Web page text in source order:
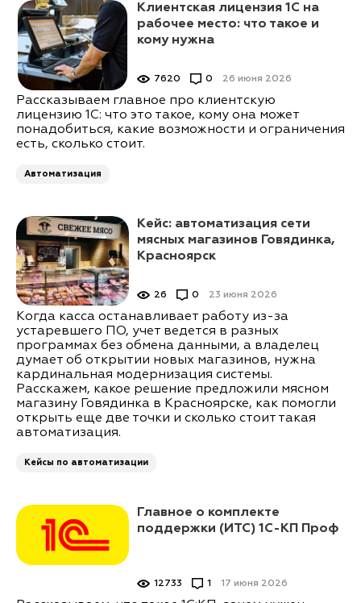
Клиентская лицензия 1С на
рабочее место: что такое и
кому нужна
26 июня 2026
7620 0
Рассказываем главное про клиентскую
лицензию 1С: что это такое, кому она может
понадобиться, какие возможности и ограничения
есть, сколько стоит.
Автоматизация
Кейс: автоматизация сети
мясных магазинов Говядинка,
Красноярск
23 июня 2026
26 0
Когда касса останавливает работу из-за
устаревшего ПО, учет ведется в разных
программах без обмена данными, а владелец
думает об открытии новых магазинов, нужна
кардинальная модернизация системы.
Расскажем, какое решение предложили мясном
магазину Говядинка в Красноярске, как помогли
открыть еще две точки и сколько стоит такая
автоматизация.
Кейсы по автоматизации
Главное о комплекте
поддержки (ИТС) 1С-КП Проф
17 июня 2026
12733 1